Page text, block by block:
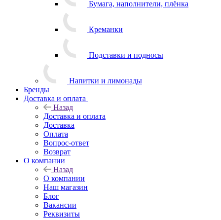
Бумага, наполнители, плёнка
Креманки
Подставки и подносы
Напитки и лимонады
Бренды
Доставка и оплата
Назад
Доставка и оплата
Доставка
Оплата
Вопрос-ответ
Возврат
О компании
Назад
О компании
Наш магазин
Блог
Вакансии
Реквизиты